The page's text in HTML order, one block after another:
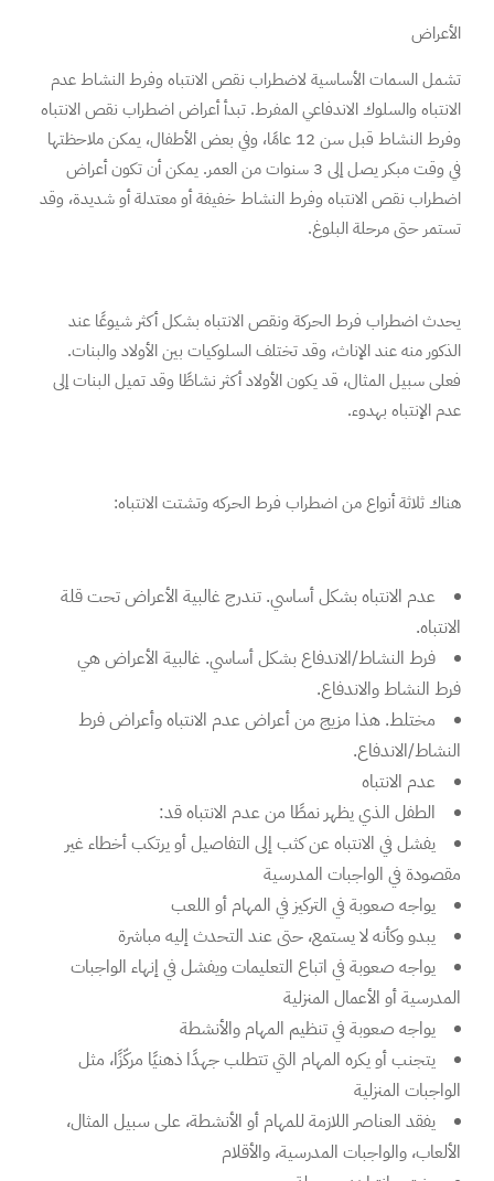
الأعراض
تشمل السمات الأساسية لاضطراب نقص الانتباه وفرط النشاط عدم
الانتباه والسلوك الاندفاعي المفرط. تبدأ أعراض اضطراب نقص الانتباه
وفرط النشاط قبل سن 12 عامًا، وفي بعض الأطفال، يمكن ملاحظتها
في وقت مبكر يصل إلى 3 سنوات من العمر. يمكن أن تكون أعراض
اضطراب نقص الانتباه وفرط النشاط خفيفة أو معتدلة أو شديدة، وقد
تستمر حتى مرحلة البلوغ.
يحدث اضطراب فرط الحركة ونقص الانتباه بشكل أكثر شيوعًا عند
الذكور منه عند الإناث، وقد تختلف السلوكيات بين الأولاد والبنات.
فعلى سبيل المثال، قد يكون الأولاد أكثر نشاطًا وقد تميل البنات إلى
عدم الإنتباه بهدوء.
هناك ثلاثة أنواع من اضطراب فرط الحركه وتشتت الانتباه:
عدم الانتباه بشكل أساسي. تندرج غالبية الأعراض تحت قلة
الانتباه.
فرط النشاط/الاندفاع بشكل أساسي. غالبية الأعراض هي
فرط النشاط والاندفاع.
مختلط. هذا مزيج من أعراض عدم الانتباه وأعراض فرط
النشاط/الاندفاع.
عدم الانتباه
الطفل الذي يظهر نمطًا من عدم الانتباه قد:
يفشل في الانتباه عن كثب إلى التفاصيل أو يرتكب أخطاء غير
مقصودة في الواجبات المدرسية
يواجه صعوبة في التركيز في المهام أو اللعب
يبدو وكأنه لا يستمع، حتى عند التحدث إليه مباشرة
يواجه صعوبة في اتباع التعليمات ويفشل في إنهاء الواجبات
المدرسية أو الأعمال المنزلية
يواجه صعوبة في تنظيم المهام والأنشطة
يتجنب أو يكره المهام التي تتطلب جهدًا ذهنيًا مركّزًا، مثل
الواجبات المنزلية
يفقد العناصر اللازمة للمهام أو الأنشطة، على سبيل المثال،
الألعاب، والواجبات المدرسية، والأقلام